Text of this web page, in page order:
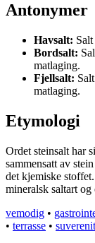
Antonymer
Havsalt:
Bordsalt:
matlaging.
Fjellsalt:
matlaging.
Etymologi
Ordet steinsalt har
sammensatt av
det kjemiske
mineralsk saltart
vemodig •
• terrasse •